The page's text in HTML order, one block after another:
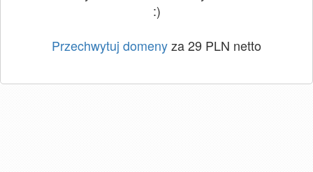
:)
Przechwytuj domenyza 29 PLN netto